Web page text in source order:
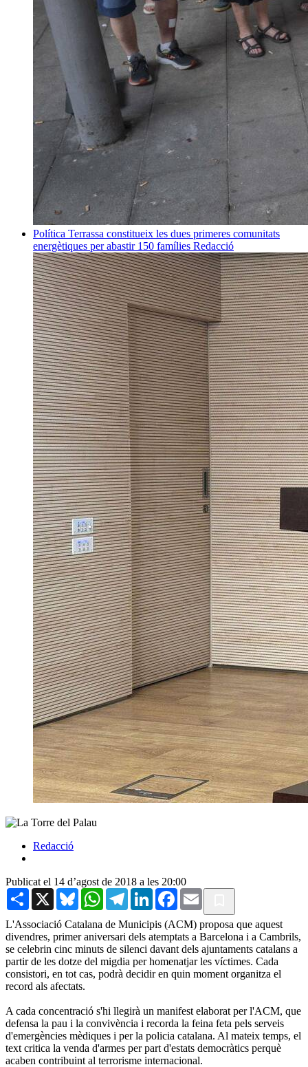
Política Terrassa constitueix les dues primeres comunitats
energètiques per abastir 150 famílies Redacció
Redacció
Publicat el 14 d’agost de 2018 a les 20:00
Share X BlueskyWhatsAppTelegramLinkedInFacebook
Email
L'Associació Catalana de Municipis (ACM) proposa que aquest
divendres, primer aniversari dels atemptats a Barcelona i a Cambrils,
se celebrin cinc minuts de silenci davant dels ajuntaments catalans a
partir de les dotze del migdia per homenatjar les víctimes. Cada
consistori, en tot cas, podrà decidir en quin moment organitza el
record als afectats.
A cada concentració s'hi llegirà un manifest elaborat per l'ACM, que
defensa la pau i la convivència i recorda la feina feta pels serveis
d'emergències mèdiques i per la policia catalana. Al mateix temps, el
text critica la venda d'armes per part d'estats democràtics perquè
acaben contribuint al terrorisme internacional.